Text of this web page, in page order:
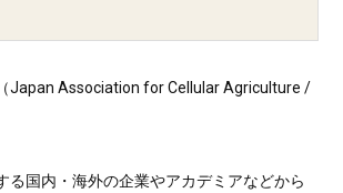
Japan Association for Cellular Agriculture /
る国内・海外の企業やアカデミアなどから